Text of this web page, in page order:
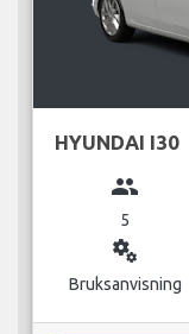
HYUNDAI I30
group
5
miscellaneous_services
Bruksanvisning